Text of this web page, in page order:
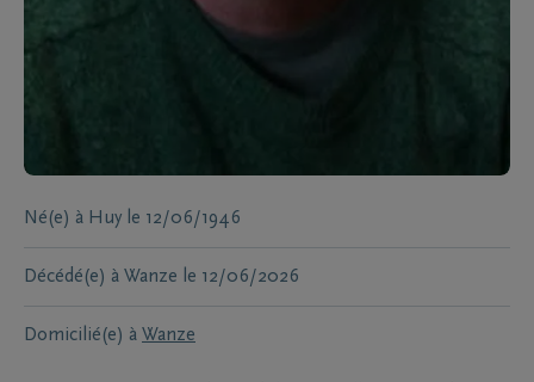
Né(e) à Huy le 12/06/1946
Décédé(e) à Wanze le 12/06/2026
Domicilié(e) à Wanze